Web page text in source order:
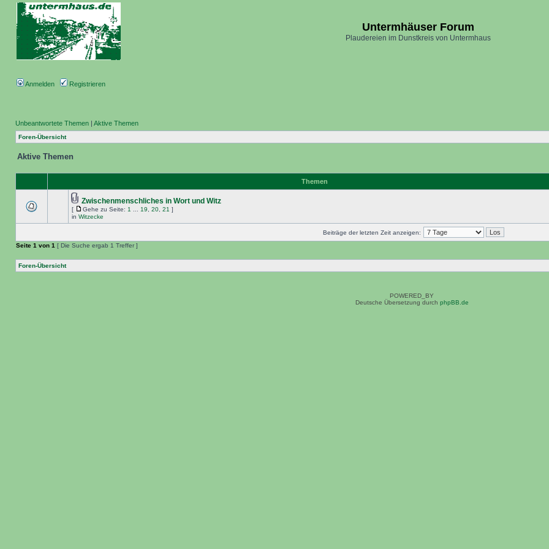
Untermhäuser Forum
Plaudereien im Dunstkreis von Untermhaus
Anmelden Registrieren
Unbeantwortete Themen | Aktive Themen
Foren-Übersicht
Aktive Themen
Themen
Zwischenmenschliches in Wort und Witz
[ Gehe zu Seite: 1 19 20 21 ]
in Witzecke
Beiträge der letzten Zeit anzeigen:
Seite 1 von 1 [ Die Suche ergab 1 Treffer ]
Foren-Übersicht
POWERED_BY
Deutsche Übersetzung durch phpBB.de